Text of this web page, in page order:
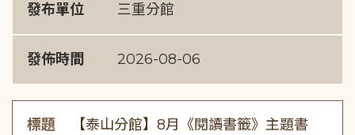
發布單位 三重分館
發佈時間 2026-08-06
標題
【泰山分館】8月《閱讀書籤》主題書